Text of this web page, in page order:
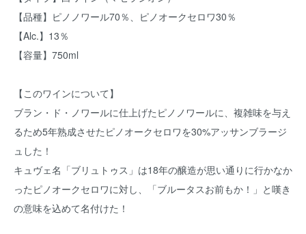
【品種】ピノノワール70％、ピノオークセロワ30％
【Alc.】13％
【容量】750ml
【このワインについて】
ブラン・ド・ノワールに仕上げたピノノワールに、複雑味を与え
るため5年熟成させたピノオークセロワを30%アッサンブラージ
ュした！
キュヴェ名「ブリュトゥス」は18年の醸造が思い通りに行かなか
ったピノオークセロワに対し、「ブルータスお前もか！」と嘆き
の意味を込めて名付けた！